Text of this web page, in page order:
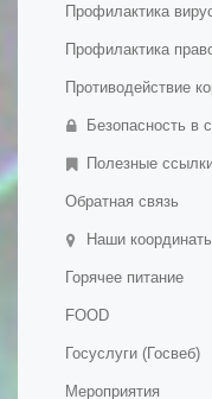
- Дополнительное
Профилактика
Профилактика
Противодействие
Безопасность в
Полезные
Обратная связь
Наши
Горячее питание
FOOD
Госуслуги (Госвеб)
Мероприятия